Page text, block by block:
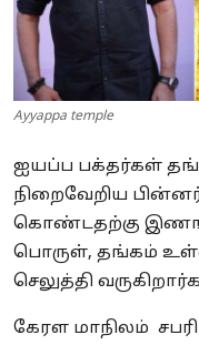
Astrology
Spirituality
Weather
Politics
Ayyappa temple
ஐயப்ப பக்தர்கள்
நிறைவேறிய
கொண்டதற்கு
பொருள், தங்கம்
செலுத்தி
கேரள மாநிலம்